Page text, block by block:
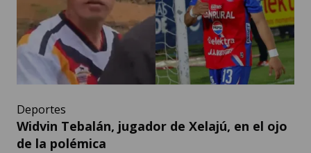
Deportes
Widvin Tebalán, jugador de Xelajú, en el ojo
de la polémica